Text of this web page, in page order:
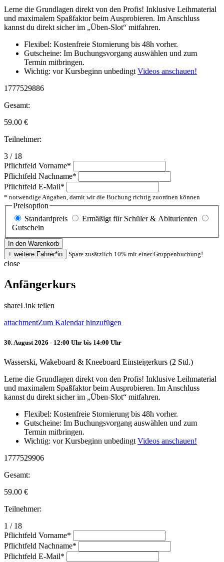
Lerne die Grundlagen direkt von den Profis! Inklusive Leihmaterial
und maximalem Spaßfaktor beim Ausprobieren. Im Anschluss
kannst du direkt sicher im „Üben-Slot“ mitfahren.
Flexibel: Kostenfreie Stornierung bis 48h vorher.
Gutscheine: Im Buchungsvorgang auswählen und zum
Termin mitbringen.
Wichtig: vor Kursbeginn unbedingt Videos anschauen!
1777529886
Gesamt:
59.00 €
Teilnehmer:
3 / 18
Pflichtfeld Vorname*
Pflichtfeld Nachname*
Pflichtfeld E-Mail*
* notwendige Angaben, damit wir die Buchung richtig zuordnen können
Preisoption
Standardpreis
Ermäßigt für Schüler & Abiturienten
Gutschein
Spare zusätzlich 10% mit einer Gruppenbuchung!
close
Anfängerkurs
shareLink teilen
attachmentZum Kalendar hinzufügen
30. August 2026 - 12:00 Uhr bis 14:00 Uhr
Wasserski, Wakeboard & Kneeboard Einsteigerkurs (2 Std.)
Lerne die Grundlagen direkt von den Profis! Inklusive Leihmaterial
und maximalem Spaßfaktor beim Ausprobieren. Im Anschluss
kannst du direkt sicher im „Üben-Slot“ mitfahren.
Flexibel: Kostenfreie Stornierung bis 48h vorher.
Gutscheine: Im Buchungsvorgang auswählen und zum
Termin mitbringen.
Wichtig: vor Kursbeginn unbedingt Videos anschauen!
1777529906
Gesamt:
59.00 €
Teilnehmer:
1 / 18
Pflichtfeld Vorname*
Pflichtfeld Nachname*
Pflichtfeld E-Mail*